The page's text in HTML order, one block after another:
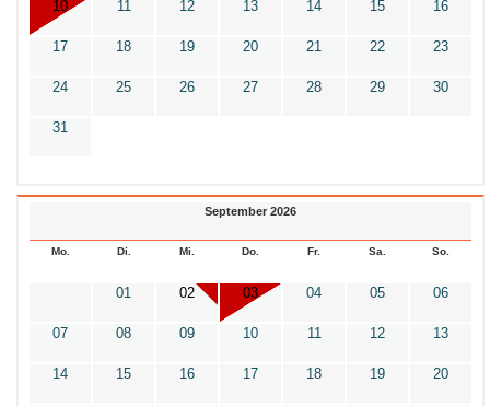
10 11 12 13 14 15 16
17 18 19 20 21 22 23
24 25 26 27 28 29 30
31
September 2026
Mo. Di. Mi. Do. Fr. Sa. So.
01 02 03 04 05 06
07 08 09 10 11 12 13
14 15 16 17 18 19 20